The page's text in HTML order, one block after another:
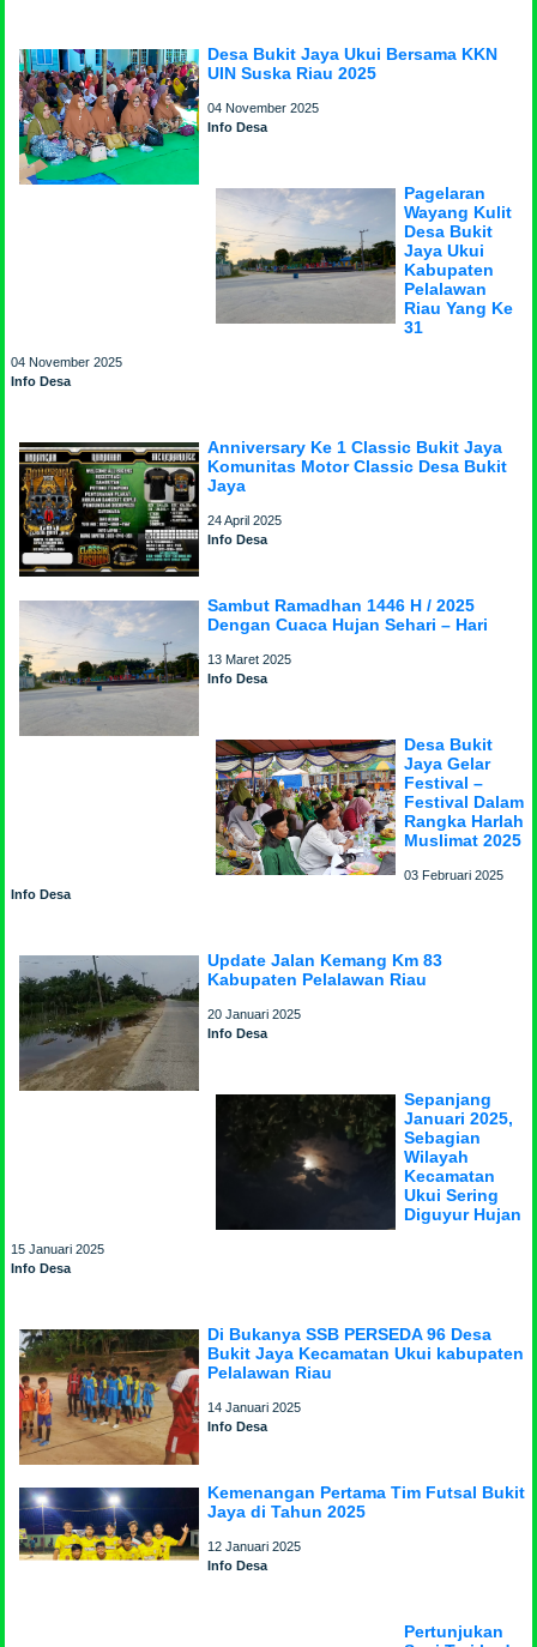
Desa Bukit Jaya Ukui Bersama KKN
UIN Suska Riau 2025
04 November 2025
Info Desa
Pagelaran
Wayang Kulit
Desa Bukit
Jaya Ukui
Kabupaten
Pelalawan
Riau Yang Ke
31
04 November 2025
Info Desa
Anniversary Ke 1 Classic Bukit Jaya
Komunitas Motor Classic Desa Bukit
Jaya
24 April 2025
Info Desa
Sambut Ramadhan 1446 H / 2025
Dengan Cuaca Hujan Sehari – Hari
13 Maret 2025
Info Desa
Desa Bukit
Jaya Gelar
Festival –
Festival Dalam
Rangka Harlah
Muslimat 2025
03 Februari 2025
Info Desa
Update Jalan Kemang Km 83
Kabupaten Pelalawan Riau
20 Januari 2025
Info Desa
Sepanjang
Januari 2025,
Sebagian
Wilayah
Kecamatan
Ukui Sering
Diguyur Hujan
15 Januari 2025
Info Desa
Di Bukanya SSB PERSEDA 96 Desa
Bukit Jaya Kecamatan Ukui kabupaten
Pelalawan Riau
14 Januari 2025
Info Desa
Kemenangan Pertama Tim Futsal Bukit
Jaya di Tahun 2025
12 Januari 2025
Info Desa
Pertunjukan